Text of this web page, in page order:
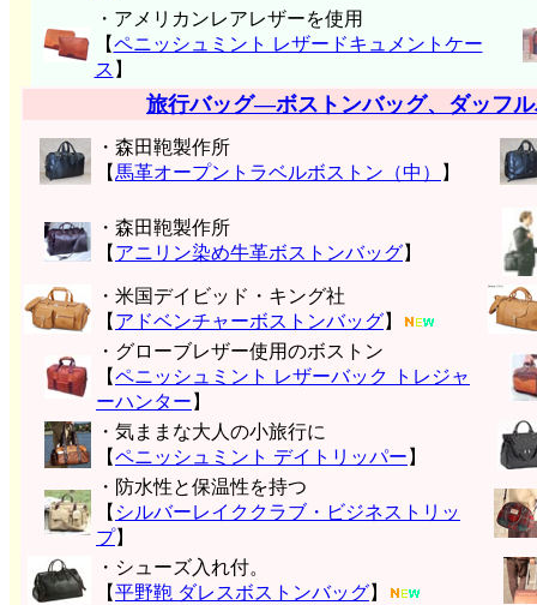
・アメリカンレアレザーを使用
【ペニッシュミント レザードキュメントケー
ス 】
旅行バッグ―ボストンバッグ、ダッフ
・森田鞄製作所
【 馬革オープントラベルボストン（中） 】
・森田鞄製作所
【 アニリン染め牛革ボストンバッグ】
・米国デイビッド・キング社
【 アドベンチャーボストンバッグ】
・グローブレザー使用のボストン
【ペニッシュミント レザーバック トレジャ
ーハンター 】
・気ままな大人の小旅行に
【ペニッシュミント デイトリッパー 】
・防水性と保温性を持つ
【 シルバーレイククラブ・ビジネストリッ
プ】
・シューズ入れ付。
【平野鞄 ダレスボストンバッグ】